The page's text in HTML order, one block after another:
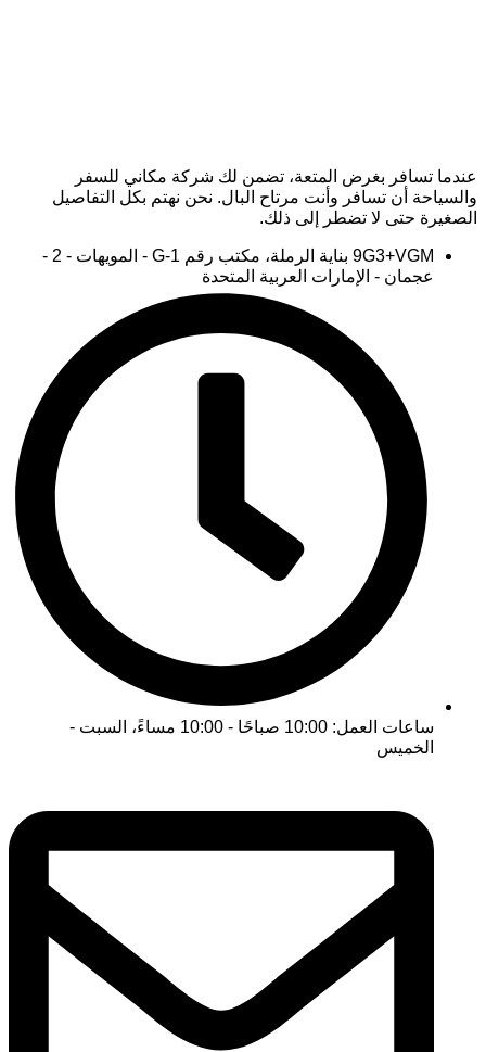
عندما تسافر بغرض المتعة، تضمن لك شركة مكاني للسفر
والسياحة أن تسافر وأنت مرتاح البال. نحن نهتم بكل التفاصيل
الصغيرة حتى لا تضطر إلى ذلك.
9G3+VGM بناية الرملة، مكتب رقم G-1 - المويهات - 2 -
عجمان - الإمارات العربية المتحدة
ساعات العمل: 10:00 صباحًا - 10:00 مساءً، السبت -
الخميس